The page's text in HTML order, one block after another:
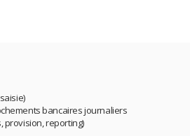
bancaires journaliers
provision, reporting)